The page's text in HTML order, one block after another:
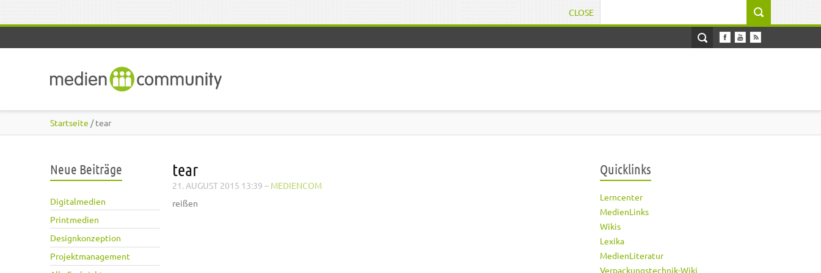
CLOSE
Startseite / tear
Neue Beiträge
Digitalmedien
Printmedien
Designkonzeption
Projektmanagement
tear
21. AUGUST 2015 13:39 – MEDIENCOM
reißen
Quicklinks
Lerncenter
MedienLinks
Wikis
Lexika
MedienLiteratur
Verpackungstechnik-Wiki